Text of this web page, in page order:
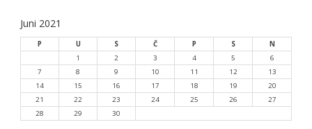
Juni 2021
P U S Č P S
N
1
2 3 4 5
6
7
8 9 10 11 12
13
14
15 16 17 18 19
20
21
22 23 24 25 26
27
28
29 30